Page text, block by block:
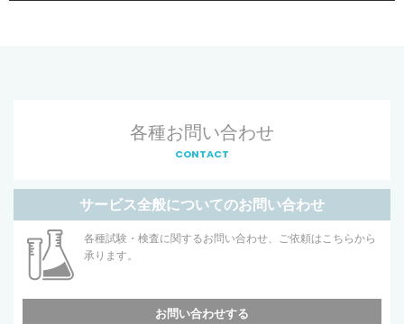
各種お問い合わせ
CONTACT
サービス全般についてのお問い合わせ
各種試験・検査に関するお問い合わせ、ご依頼はこちらから
承ります。
お問い合わせする